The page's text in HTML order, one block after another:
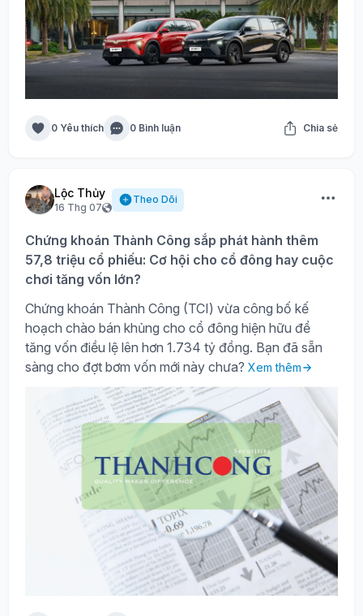
0 Yêu thích 0 Bình luận Chia sẻ
Lộc Thủy
16 Thg 07
Theo Dõi
Chứng khoán Thành Công sắp phát hành thêm
57,8 triệu cổ phiếu: Cơ hội cho cổ đông hay cuộc
chơi tăng vốn lớn?
Chứng khoán Thành Công (TCI) vừa công bố kế
hoạch chào bán khủng cho cổ đông hiện hữu để
tăng vốn điều lệ lên hơn 1.734 tỷ đồng. Bạn đã sẵn
sàng cho đợt bơm vốn mới này chưa? Xem thêm